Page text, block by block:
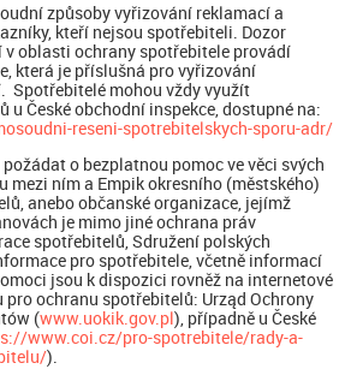
způsoby vyřizování reklamací a
kteří nejsou spotřebiteli. Dozor
oblasti ochrany spotřebitele provádí
která je příslušná pro vyřizování
Spotřebitelé mohou vždy využít
u České obchodní inspekce, dostupné na:
reseni-spotrebitelskych-sporu-adr/
o bezplatnou pomoc ve věci svých
mezi ním a Empik okresního (městského)
anebo občanské organizace, jejímž
je mimo jiné ochrana práv
spotřebitelů, Sdružení polských
pro spotřebitele, včetně informací
jsou k dispozici rovněž na internetové
pro ochranu spotřebitelů: Urząd Ochrony
(www.uokik.gov.pl), případně u České
www.coi.cz/pro-spotrebitele/rady-a-
).